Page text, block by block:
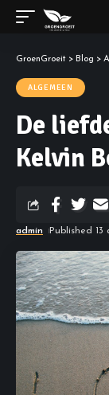
GroenGroeit > Blog >
ALGEMEEN
De
Kelvin
admin Published 13